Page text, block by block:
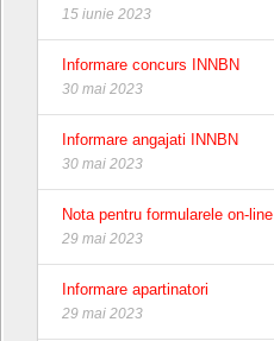
15 iunie 2023
Informare concurs INNBN
30 mai 2023
Informare angajati INNBN
30 mai 2023
Nota pentru formularele on-line
29 mai 2023
Informare apartinatori
29 mai 2023